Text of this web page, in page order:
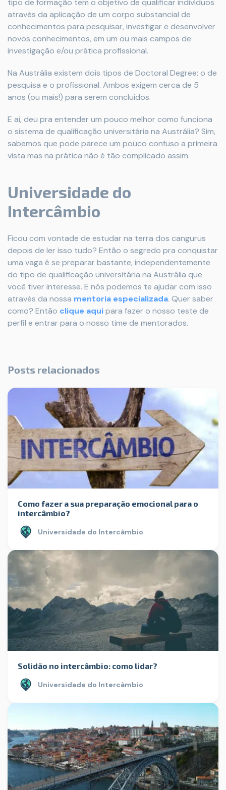
tipo de formação tem o objetivo de qualificar indivíduos
através da aplicação de um corpo substancial de
conhecimentos para pesquisar, investigar e desenvolver
novos conhecimentos, em um ou mais campos de
investigação e/ou prática profissional.
Na Austrália existem dois tipos de Doctoral Degree: o de
pesquisa e o profissional. Ambos exigem cerca de 5
anos (ou mais!) para serem concluídos.
E aí, deu pra entender um pouco melhor como funciona
o sistema de qualificação universitária na Austrália? Sim,
sabemos que pode parece um pouco confuso a primeira
vista mas na prática não é tão complicado assim.
Universidade do
Intercâmbio
Ficou com vontade de estudar na terra dos cangurus
depois de ler isso tudo? Então o segredo pra conquistar
uma vaga é se preparar bastante, independentemente
do tipo de qualificação universitária na Austrália que
você tiver interesse. E nós podemos te ajudar com isso
através da nossa mentoria especializada. Quer saber
como? Então clique aquipara fazer o nosso teste de
perfil e entrar para o nosso time de mentorados.
Posts relacionados
Como fazer a sua preparação emocional para o
intercâmbio?
Universidade do Intercâmbio
Solidão no intercâmbio: como lidar?
Universidade do Intercâmbio